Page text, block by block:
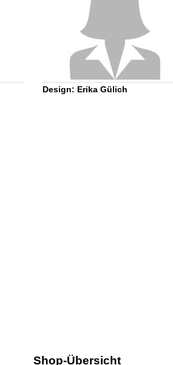
Design: Erika Gülich
Shop-Übersicht